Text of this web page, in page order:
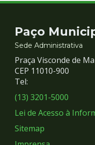
Contato
e
Redes
Sociais
Paço
Sede Administrativa
Praça Visconde de
CEP 11010-900
Tel:
(13) 3201-5000
Lei de Acesso à
Sitemap